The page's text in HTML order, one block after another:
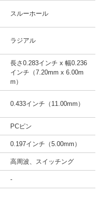
スルーホール
ラジアル
長さ0.283インチ x 幅0.236
インチ（7.20mm x 6.00m
m）
0.433インチ（11.00mm）
PCピン
0.197インチ（5.00mm）
高周波、スイッチング
-